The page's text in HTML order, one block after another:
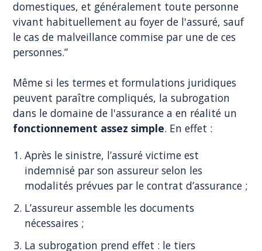
domestiques, et généralement toute personne
vivant habituellement au foyer de l'assuré, sauf
le cas de malveillance commise par une de ces
personnes.”
Même si les termes et formulations juridiques
peuvent paraître compliqués, la subrogation
dans le domaine de l'assurance a en réalité un
fonctionnement assez simple. En effet :
Après le sinistre, l’assuré victime est
indemnisé par son assureur selon les
modalités prévues par le contrat d’assurance ;
L’assureur assemble les documents
nécessaires ;
La subrogation prend effet : le tiers